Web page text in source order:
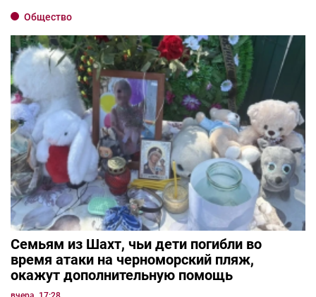
Общество
Семьям из Шахт, чьи дети погибли во
время атаки на черноморский пляж,
окажут дополнительную помощь